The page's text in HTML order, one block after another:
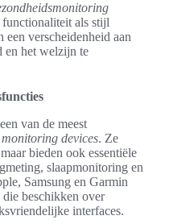
als stijl
verscheidenheid aan
en het welzijn te
van de meest
devices. Ze
bieden ook essentiële
slaapmonitoring en
Samsung en Garmin
beschikken over
interfaces.